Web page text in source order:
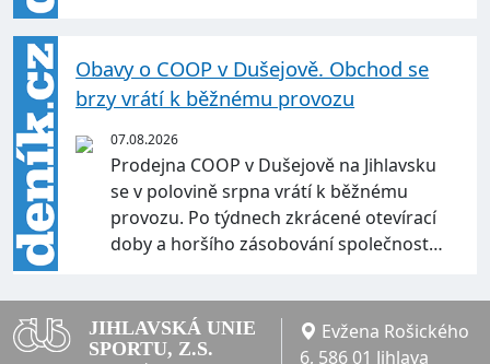
Obavy o COOP v Dušejově. Obchod se
brzy vrátí k běžnému provozu
07.08.2026
Prodejna COOP v Dušejově na Jihlavsku
se v polovině srpna vrátí k běžnému
provozu. Po týdnech zkrácené otevírací
doby a horšího zásobování společnost…
JIHLAVSKÁ UNIE
SPORTU, Z.S.
Evžena Rošického
6, 586 01 Jihlava